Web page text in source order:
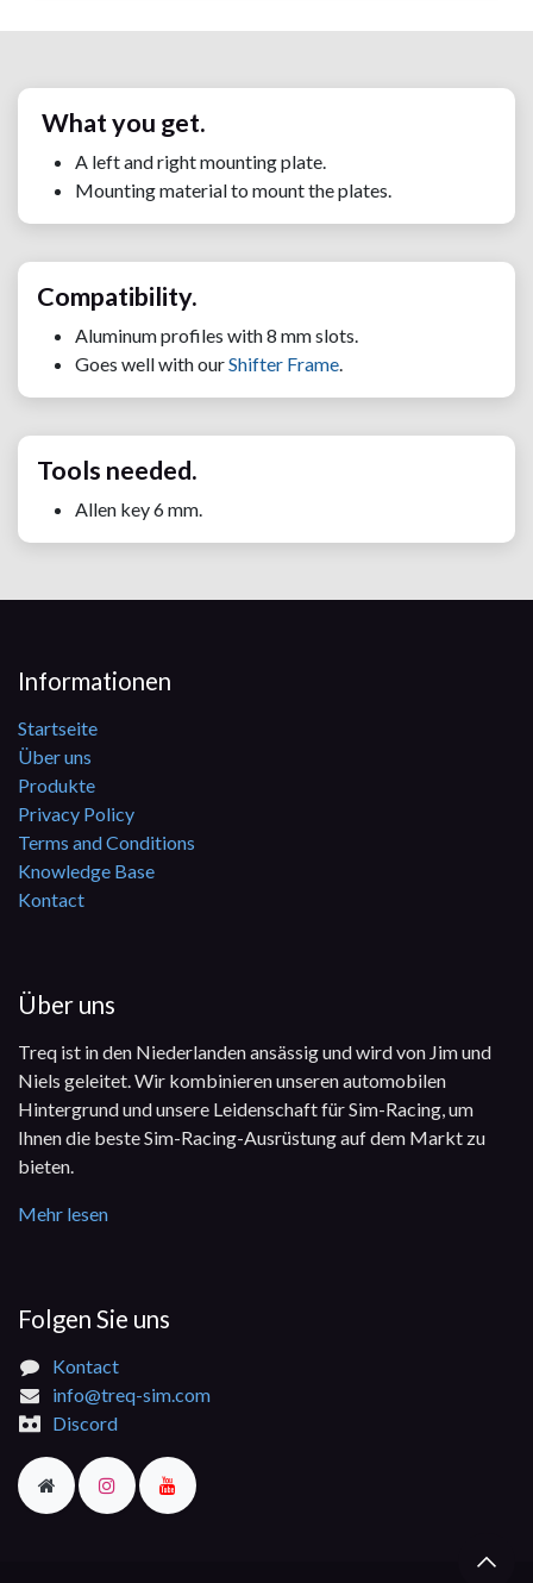
What you get.
A left and right mounting plate.
Mounting material to mount the plates.
Compatibility.
Aluminum profiles with 8 mm slots.
Goes well with ourShifter Frame.
Tools needed.
Allen key 6 mm.
Informationen
Startseite
Über uns
Produkte
Privacy Policy
Terms and Conditions
Knowledge Base
Kontact
Über uns
Treq ist in den Niederlanden ansässig und wird von Jim und
Niels geleitet. Wir kombinieren unseren automobilen
Hintergrund und unsere Leidenschaft für Sim-Racing, um
Ihnen die beste Sim-Racing-Ausrüstung auf dem Markt zu
bieten.
Mehr lesen
Folgen Sie uns​
Kontact
info@treq-sim.com
Discord